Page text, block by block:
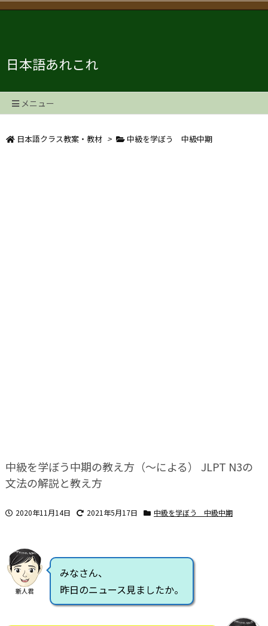
日本語あれこれ
メニュー
日本語クラス教案・教材 > 中級を学ぼう 中級中期
中級を学ぼう中期の教え方（～による） JLPT N3の
文法の解説と教え方
2020年11月14日 2021年5月17日 中級を学ぼう 中級中期
新人君
みなさん、
昨日のニュース見ましたか。